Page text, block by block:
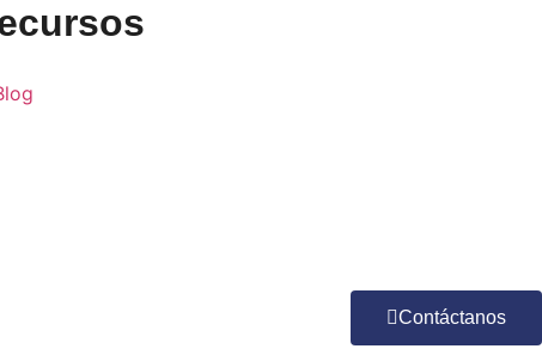
Contáctanos